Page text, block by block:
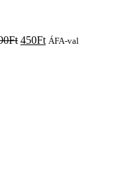
Ft 450Ft ÁFA-val